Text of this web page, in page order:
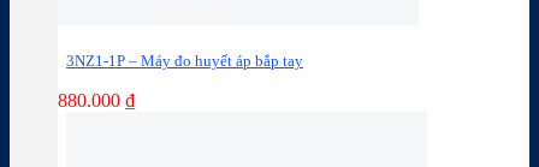
3NZ1-1P – Máy đo huyết áp bắp tay
880.000 ₫